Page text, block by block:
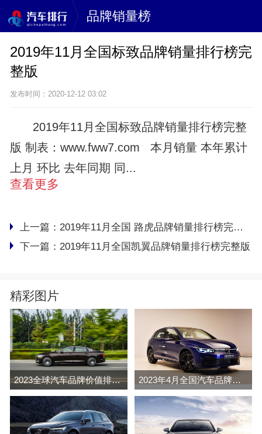
品牌销量榜
2019年11月全国标致品牌销量排行榜完
整版
发布时间：2020-12-12 03:02
2019年11月全国标致品牌销量排行榜完整
版 制表：www.fww7.com 本月销量 本年累计
上月 环比 去年同期 同...
查看更多
上一篇： 2019年11月全国 路虎品牌销量排行榜完整版
下一篇： 2019年11月全国凯翼品牌销量排行榜完整版
精彩图片
2023全球汽车品牌价值排行榜（Brand Finance 2023年4月全国汽车品牌销量排行榜完整版